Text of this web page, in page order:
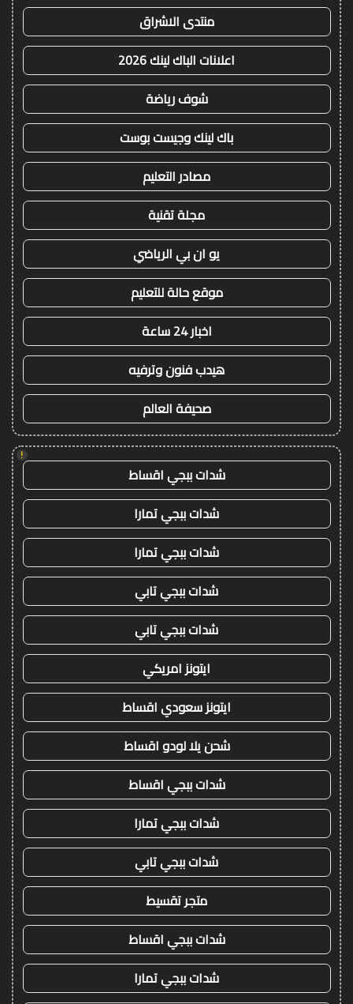
منتدى الاشراق
اعلانات الباك لينك 2026
شوف رياضة
باك لينك وجيست بوست
مصادر التعليم
مجلة تقنية
يو ان بي الرياضي
موقع حالة للتعليم
اخبار 24 ساعة
هيدب فنون وترفيه
صحيفة العالم
!
شدات ببجي اقساط
شدات ببجي تمارا
شدات ببجي تمارا
شدات ببجي تابي
شدات ببجي تابي
ايتونز امريكي
ايتونز سعودي اقساط
شحن يلا لودو اقساط
شدات ببجي اقساط
شدات ببجي تمارا
شدات ببجي تابي
متجر تقسيط
شدات ببجي اقساط
شدات ببجي تمارا